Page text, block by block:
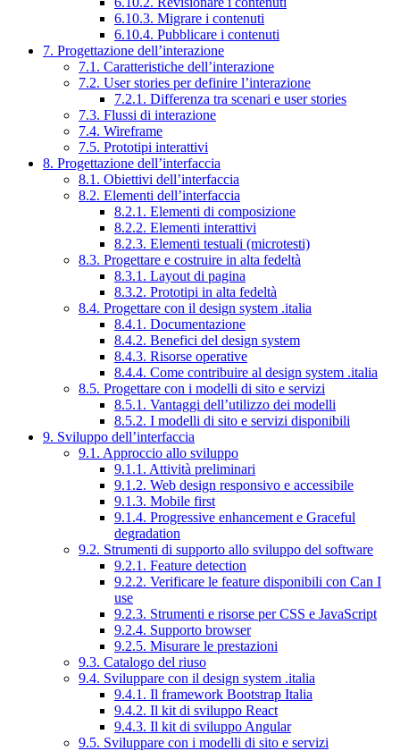
6.10.3. Migrare i contenuti
6.10.4. Pubblicare i contenuti
7. Progettazione dell’interazione
7.1. Caratteristiche dell’interazione
7.2. User stories per definire l’interazione
7.2.1. Differenza tra scenari e user stories
7.3. Flussi di interazione
7.4. Wireframe
7.5. Prototipi interattivi
8. Progettazione dell’interfaccia
8.1. Obiettivi dell’interfaccia
8.2. Elementi dell’interfaccia
8.2.1. Elementi di composizione
8.2.2. Elementi interattivi
8.2.3. Elementi testuali (microtesti)
8.3. Progettare e costruire in alta fedeltà
8.3.1. Layout di pagina
8.3.2. Prototipi in alta fedeltà
8.4. Progettare con il design system .italia
8.4.1. Documentazione
8.4.2. Benefici del design system
8.4.3. Risorse operative
8.4.4. Come contribuire al design system .italia
8.5. Progettare con i modelli di sito e servizi
8.5.1. Vantaggi dell’utilizzo dei modelli
8.5.2. I modelli di sito e servizi disponibili
9. Sviluppo dell’interfaccia
9.1. Approccio allo sviluppo
9.1.1. Attività preliminari
9.1.2. Web design responsivo e accessibile
9.1.3. Mobile first
9.1.4. Progressive enhancement e Graceful
degradation
9.2. Strumenti di supporto allo sviluppo del software
9.2.1. Feature detection
9.2.2. Verificare le feature disponibili con Can I
use
9.2.3. Strumenti e risorse per CSS e JavaScript
9.2.4. Supporto browser
9.2.5. Misurare le prestazioni
9.3. Catalogo del riuso
9.4. Sviluppare con il design system .italia
9.4.1. Il framework Bootstrap Italia
9.4.2. Il kit di sviluppo React
9.4.3. Il kit di sviluppo Angular
9.5. Sviluppare con i modelli di sito e servizi